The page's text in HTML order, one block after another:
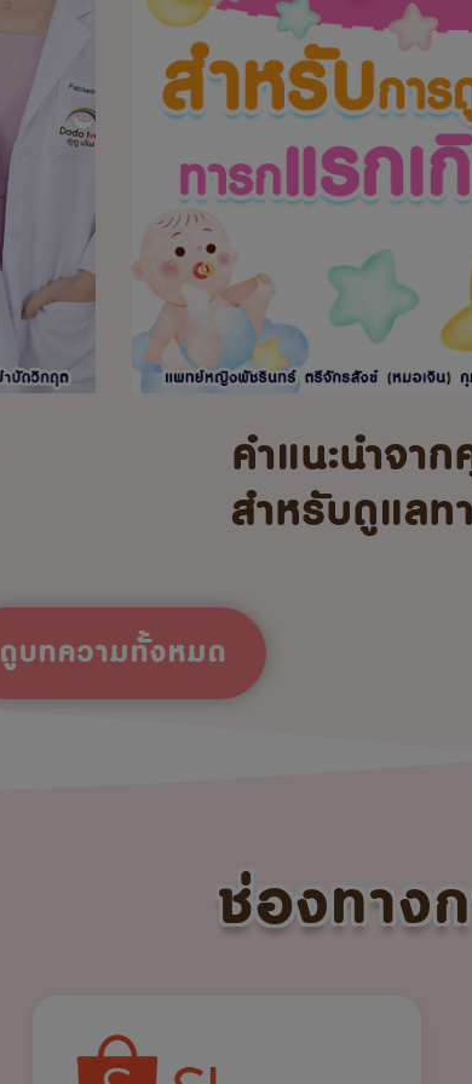
คำแนะนำจา
สำหรับดูแลท
ดูบทความทั้งหมด
ช่องทาง